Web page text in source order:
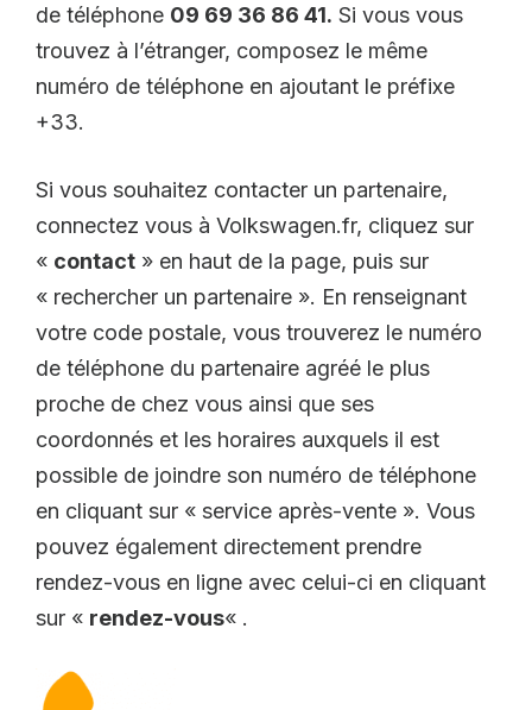
de téléphone 09 69 36 86 41. Si vous vous
trouvez à l’étranger, composez le même
numéro de téléphone en ajoutant le préfixe
+33.
Si vous souhaitez contacter un partenaire,
connectez vous à Volkswagen.fr, cliquez sur
« contact » en haut de la page, puis sur
« rechercher un partenaire ». En renseignant
votre code postale, vous trouverez le numéro
de téléphone du partenaire agréé le plus
proche de chez vous ainsi que ses
coordonnés et les horaires auxquels il est
possible de joindre son numéro de téléphone
en cliquant sur « service après-vente ». Vous
pouvez également directement prendre
rendez-vous en ligne avec celui-ci en cliquant
sur « rendez-vous« .